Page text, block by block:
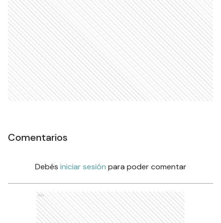
Comentarios
Debés iniciar sesión para poder comentar
Ads